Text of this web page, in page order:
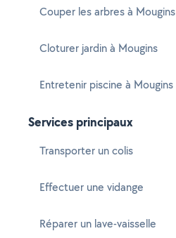
Couper les arbres à Mougins
Cloturer jardin à Mougins
Entretenir piscine à Mougins
Services principaux
Transporter un colis
Effectuer une vidange
Réparer un lave-vaisselle